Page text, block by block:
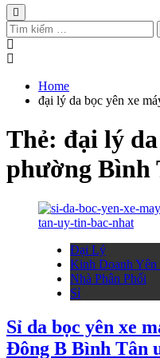
Tìm
kiếm
cho:
Home
đại lý da bọc yên xe
Thẻ: đại lý
phường Bình
Đại Lý
Kinh Doanh
Nhà Phân Phối
Sỉ
Sỉ da bọc yên xe
Đông B Bình Tân